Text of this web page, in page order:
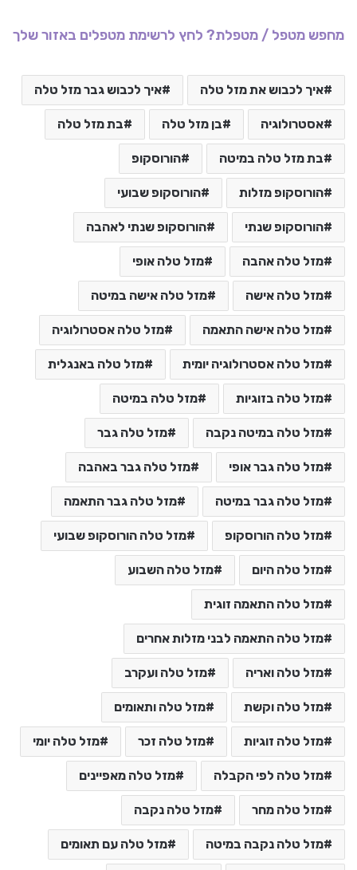
מחפש מטפל / מטפלת? לחץ לרשימת מטפלים באזור שלך
איך לכבוש את מזל טלה איך לכבוש גבר מזל טלה
אסטרולוגיה בן מזל טלה בת מזל טלה
בת מזל טלה במיטה הורוסקופ
הורוסקופ מזלות הורוסקופ שבועי
הורוסקופ שנתי הורוסקופ שנתי לאהבה
מזל טלה אהבה מזל טלה אופי
מזל טלה אישה מזל טלה אישה במיטה
מזל טלה אישה התאמה מזל טלה אסטרולוגיה
מזל טלה אסטרולוגיה יומית מזל טלה באנגלית
מזל טלה בזוגיות מזל טלה במיטה
מזל טלה במיטה נקבה מזל טלה גבר
מזל טלה גבר אופי מזל טלה גבר באהבה
מזל טלה גבר במיטה מזל טלה גבר התאמה
מזל טלה הורוסקופ מזל טלה הורוסקופ שבועי
מזל טלה היום מזל טלה השבוע
מזל טלה התאמה זוגית
מזל טלה התאמה לבני מזלות אחרים
מזל טלה ואריה מזל טלה ועקרב
מזל טלה וקשת מזל טלה ותאומים
מזל טלה זוגיות מזל טלה זכר מזל טלה יומי
מזל טלה לפי הקבלה מזל טלה מאפיינים
מזל טלה מחר מזל טלה נקבה
מזל טלה נקבה במיטה מזל טלה עם תאומים